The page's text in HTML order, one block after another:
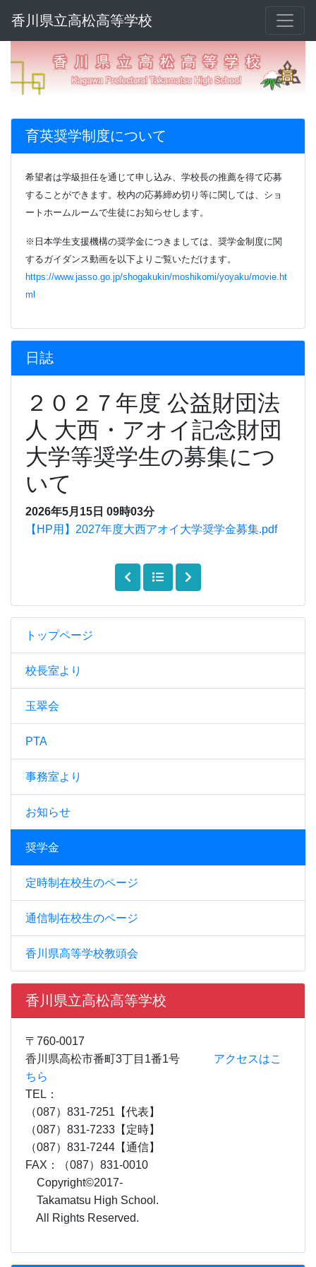
香川県立高松高等学校
トップページ
校長室より
玉翠会
PTA
事務室より
お知らせ
奨学金
定時制在校生のページ
通信制在校生のページ
香川県高等学校教頭会
香川県立高松高等学校
〒760-0017
香川県高松市番町3丁目1番1号 アクセスはこ
ちら
TEL：
（087）831-7251【代表】
（087）831-7233【定時】
（087）831-7244【通信】
FAX：（087）831-0010
Copyright©2017-
Takamatsu High School.
All Rights Reserved.
育英奨学制度について
希望者は学級担任を通じて申し込み、学校長の推薦を得て応募
することができます。校内の応募締め切り等に関しては、ショ
ートホームルームで生徒にお知らせします。
※日本学生支援機構の奨学金につきましては、奨学金制度に関
するガイダンス動画を以下よりご覧いただけます。
https://www.jasso.go.jp/shogakukin/moshikomi/yoyaku/movie.ht
ml
日誌
２０２７年度 公益財団法
人 大西・アオイ記念財団
大学等奨学生の募集につ
いて
2026年5月15日 09時03分
【HP用】2027年度大西アオイ大学奨学金募集.pdf